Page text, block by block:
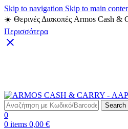
Skip to navigation Skip to main
☀️ Θερινές Διακοπές Armos Cash &
Περισσότερα
Search
0
0 items 0,00 €